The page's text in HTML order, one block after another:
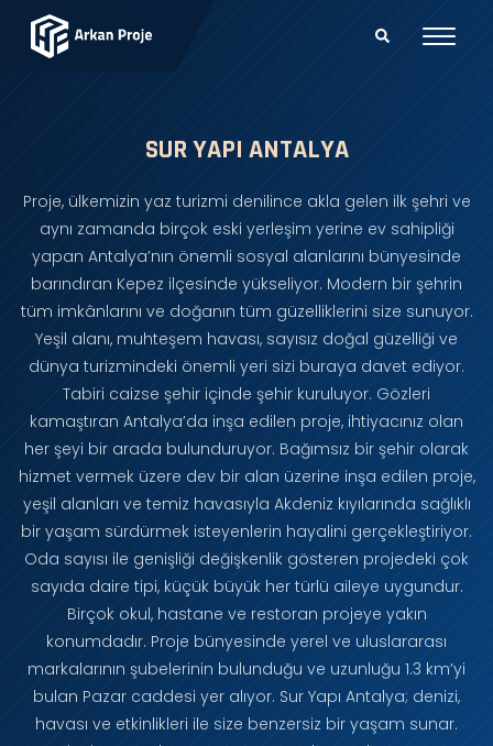
SUR YAPI ANTALYA
Proje, ülkemizin yaz turizmi denilince akla gelen ilk şehri ve
aynı zamanda birçok eski yerleşim yerine ev sahipliği
yapan Antalya’nın önemli sosyal alanlarını bünyesinde
barındıran Kepez ilçesinde yükseliyor. Modern bir şehrin
tüm imkânlarını ve doğanın tüm güzelliklerini size sunuyor.
Yeşil alanı, muhteşem havası, sayısız doğal güzelliği ve
dünya turizmindeki önemli yeri sizi buraya davet ediyor.
Tabiri caizse şehir içinde şehir kuruluyor. Gözleri
kamaştıran Antalya’da inşa edilen proje, ihtiyacınız olan
her şeyi bir arada bulunduruyor. Bağımsız bir şehir olarak
hizmet vermek üzere dev bir alan üzerine inşa edilen proje,
yeşil alanları ve temiz havasıyla Akdeniz kıyılarında sağlıklı
bir yaşam sürdürmek isteyenlerin hayalini gerçekleştiriyor.
Oda sayısı ile genişliği değişkenlik gösteren projedeki çok
sayıda daire tipi, küçük büyük her türlü aileye uygundur.
Birçok okul, hastane ve restoran projeye yakın
konumdadır. Proje bünyesinde yerel ve uluslararası
markalarının şubelerinin bulunduğu ve uzunluğu 1.3 km’yi
bulan Pazar caddesi yer alıyor. Sur Yapı Antalya; denizi,
havası ve etkinlikleri ile size benzersiz bir yaşam sunar.